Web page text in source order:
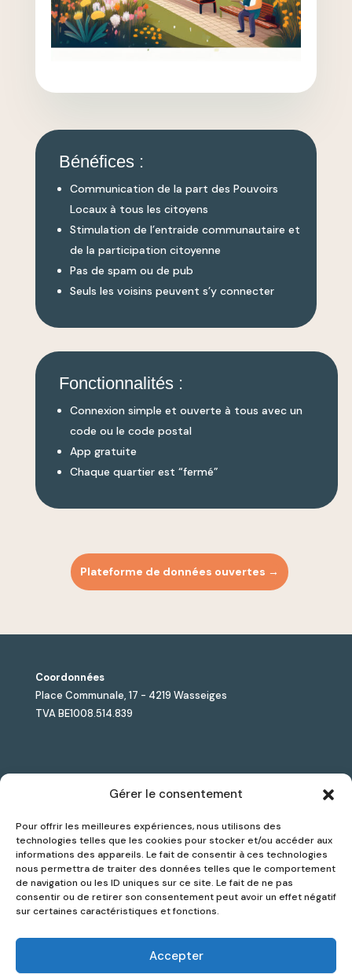
Gérer le consentement
Pour offrir les meilleures expériences, nous utilisons des
technologies telles que les cookies pour stocker et/ou accéder aux
informations des appareils. Le fait de consentir à ces technologies
nous permettra de traiter des données telles que le comportement
de navigation ou les ID uniques sur ce site. Le fait de ne pas
consentir ou de retirer son consentement peut avoir un effet négatif
sur certaines caractéristiques et fonctions.
Accepter
Bénéfices :
Communication de la part des Pouvoirs
Locaux à tous les citoyens
Stimulation de l’entraide communautaire et
de la participation citoyenne
Pas de spam ou de pub
Seuls les voisins peuvent s’y connecter
Fonctionnalités :
Connexion simple et ouverte à tous avec un
code ou le code postal
App gratuite
Chaque quartier est “fermé”
Plateforme de données ouvertes →
Coordonnées
Place Communale, 17 - 4219 Wasseiges
TVA BE1008.514.839
Jules Lesmart est le premier accélérateur de solutions
sélection d’outils innovants, accompagnement sur
mesure et suivi de projet.
Politique de confidentialité